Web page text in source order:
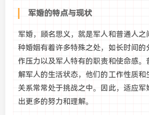
军婚的特点与现状
军婚，顾名思义，就是军人和普通人之
种婚姻有着许多特殊之处，如长时间的
作压力以及军人特有的职责和使命感。
解军人的生活状态，他们的工作性质和
关系常常处于挑战之中。因此，适应军
出更多的努力和理解。